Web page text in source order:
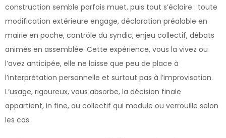
construction semble parfois muet, puis tout s’éclaire : toute
modification extérieure engage, déclaration préalable en
mairie en poche, contrôle du syndic, enjeu collectif, débats
animés en assemblée. Cette expérience, vous la vivez ou
l’avez anticipée, elle ne laisse que peu de place à
l’interprétation personnelle et surtout pas à l’improvisation.
L’usage, rigoureux, vous absorbe, la décision finale
appartient, in fine, au collectif qui module ou verrouille selon
les cas.